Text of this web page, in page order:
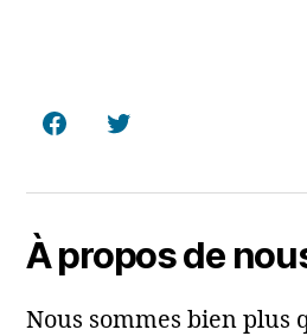
FacebookTwitter
À propos de
Nous sommes bien plus